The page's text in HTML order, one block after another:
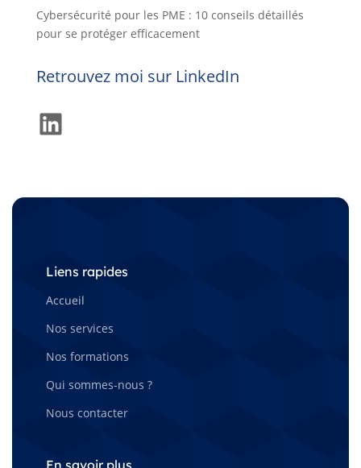
Cybersécurité pour les PME : 10 conseils détaillés
pour se protéger efficacement
Retrouvez moi sur LinkedIn
LinkedIn
Liens rapides
Accueil
Nos services
Nos formations
Qui sommes-nous ?
Nous contacter